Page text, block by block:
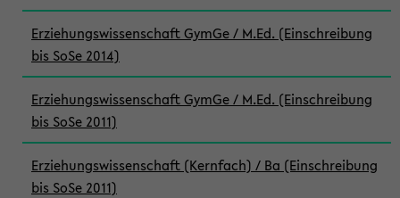
Erziehungswissenschaft GymGe / M.Ed. (Einschreibung
bis SoSe 2014)
Erziehungswissenschaft GymGe / M.Ed. (Einschreibung
bis SoSe 2011)
Erziehungswissenschaft (Kernfach) / Ba (Einschreibung
bis SoSe 2011)